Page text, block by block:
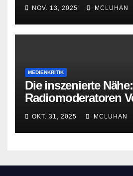
NOV. 13, 2025 MCLUHAN
MEDIENKRITIK
Die inszenierte
Radiomoderatoren
OKT. 31, 2025 MCLUHAN